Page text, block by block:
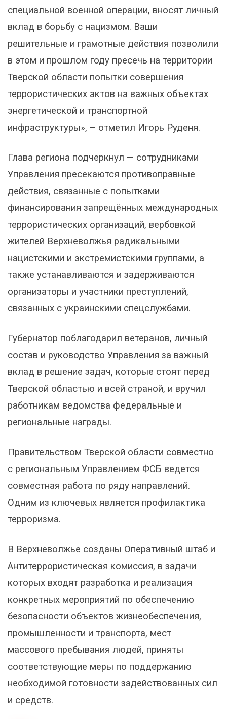
специальной военной операции, вносят личный
вклад в борьбу с нацизмом. Ваши
решительные и грамотные действия позволили
в этом и прошлом году пресечь на территории
Тверской области попытки совершения
террористических актов на важных объектах
энергетической и транспортной
инфраструктуры», – отметил Игорь Руденя.
Глава региона подчеркнул — сотрудниками
Управления пресекаются противоправные
действия, связанные с попытками
финансирования запрещённых международных
террористических организаций, вербовкой
жителей Верхневолжья радикальными
нацистскими и экстремистскими группами, а
также устанавливаются и задерживаются
организаторы и участники преступлений,
связанных с украинскими спецслужбами.
Губернатор поблагодарил ветеранов, личный
состав и руководство Управления за важный
вклад в решение задач, которые стоят перед
Тверской областью и всей страной, и вручил
работникам ведомства федеральные и
региональные награды.
Правительством Тверской области совместно
с региональным Управлением ФСБ ведется
совместная работа по ряду направлений.
Одним из ключевых является профилактика
терроризма.
В Верхневолжье созданы Оперативный штаб и
Антитеррористическая комиссия, в задачи
которых входят разработка и реализация
конкретных мероприятий по обеспечению
безопасности объектов жизнеобеспечения,
промышленности и транспорта, мест
массового пребывания людей, приняты
соответствующие меры по поддержанию
необходимой готовности задействованных сил
и средств.